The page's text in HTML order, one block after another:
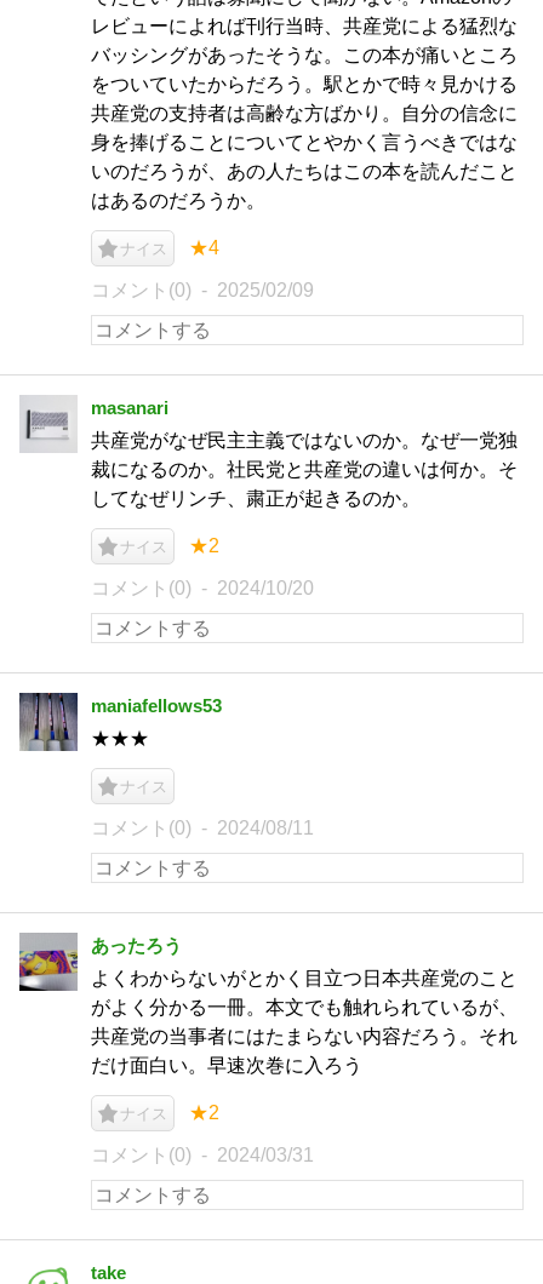
レビューによれば刊行当時、共産党による猛烈な
バッシングがあったそうな。この本が痛いところ
をついていたからだろう。駅とかで時々見かける
共産党の支持者は高齢な方ばかり。自分の信念に
身を捧げることについてとやかく言うべきではな
いのだろうが、あの人たちはこの本を読んだこと
はあるのだろうか。
ナイス ★4
コメント(0) 2025/02/09
masanari
共産党がなぜ民主主義ではないのか。なぜ一党独
裁になるのか。社民党と共産党の違いは何か。そ
してなぜリンチ、粛正が起きるのか。
ナイス ★2
コメント(0) 2024/10/20
maniafellows53
★★★
ナイス
コメント(0) 2024/08/11
あったろう
よくわからないがとかく目立つ日本共産党のこと
がよく分かる一冊。本文でも触れられているが、
共産党の当事者にはたまらない内容だろう。それ
だけ面白い。早速次巻に入ろう
ナイス ★2
コメント(0) 2024/03/31
take